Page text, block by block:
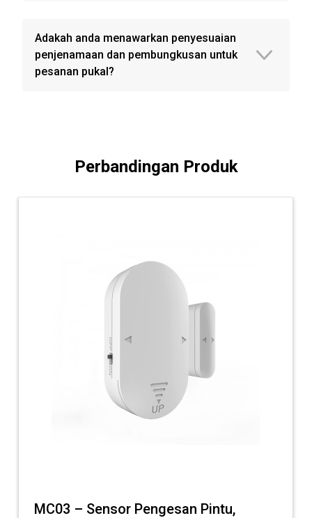
Adakah anda menawarkan penyesuaian
penjenamaan dan pembungkusan untuk
pesanan pukal?
Perbandingan Produk
MC03 – Sensor Pengesan Pintu,